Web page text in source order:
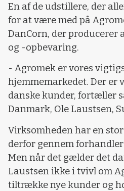
En af de udstillere, der
for at være med på
DanCorn, der
og -opbevaring.
- Agromek er vores
hjemmemarkedet. Der er
danske kunder, fortæller
Danmark, Ole Laustsen,
Virksomheden har en
derfor gennem
Men når det gælder det
Laustsen ikke i tvivl om
tiltrække nye kunder og